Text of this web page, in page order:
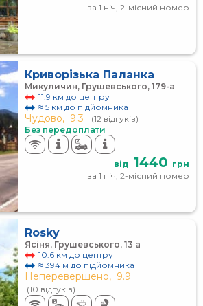
за 1 ніч, 2-місний номер
Криворізька Паланка
Микуличин, Грушевського, 179-а
11.9 км до центру
≈ 5 км до підйомника
Чудово, 9.3
(12 відгуків)
Без передоплати
від 1440 грн
за 1 ніч, 2-місний номер
Rosky
Ясіня, Грушевського, 13 а
10.6 км до центру
≈ 394 м до підйомника
Неперевершено, 9.9
(10 відгуків)